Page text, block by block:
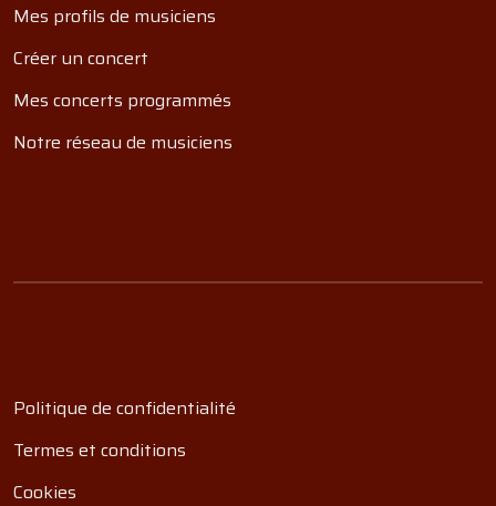
Mes profils de musiciens
Créer un concert
Mes concerts programmés
Notre réseau de musiciens
Politique de confidentialité
Termes et conditions
Cookies